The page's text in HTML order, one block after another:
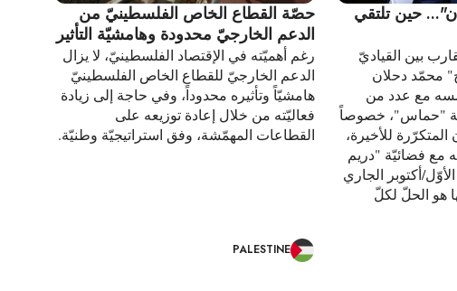
حين تلتقي
بين القياديّ
محمّد دحلان
مع عدد من
"حماس"، خصوصاً
للأخيرة،
مع فضائيّة "دريم
تشرين الأوّل/أكتوبر الجاري
هو الحلّ لكلّ
حصّة القطاع الخاص الفلسطينيّ من
الدعم الخارجيّ محدودة وهامشيّة التأثير
رغم أهميّته في الإقتصاد الفلسطينيّ، لا يزال
الدعم الخارجيّ للقطاع الخاص الفلسطينيّ
هامشيّاً وتأثيره محدوداً، وفي حاجة إلى زيادة
فعاليّته من خلال إعادة توزيعه على
القطاعات المهمّشة، وفق استراتيجيّة وطنيّة.
PALESTINE